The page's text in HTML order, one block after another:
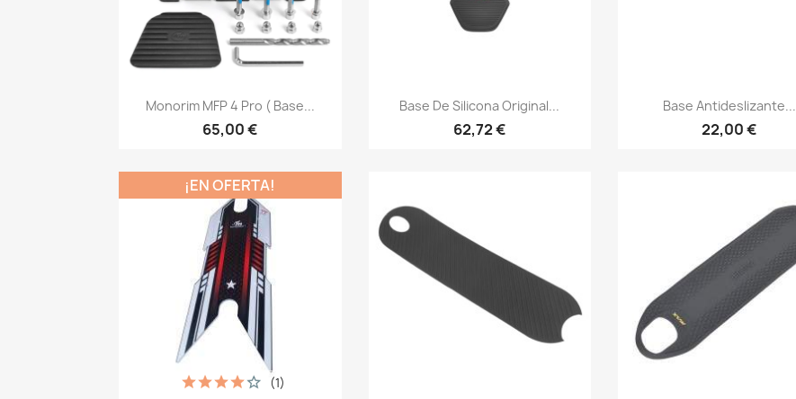
Vista rápida
Monorim MFP 4 Pro ( Base...
65,00 €
Vista rápida
Base De Silicona Original...
62,72 €
Vista rápida
Base Antideslizante...
22,00 €
(1)
¡EN OFERTA!